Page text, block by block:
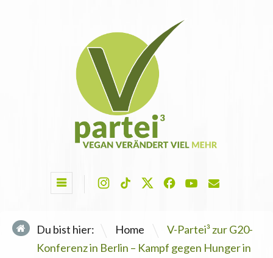
Du bist hier: Home \
V-Partei³ zur G20-
Konferenz in Berlin – Kampf gegen Hunger in